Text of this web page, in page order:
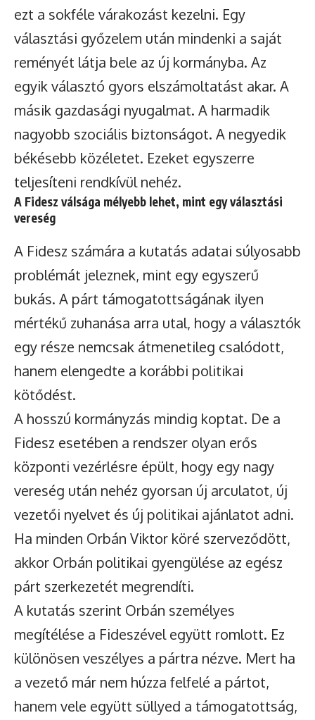
ezt a sokféle várakozást kezelni. Egy
választási győzelem után mindenki a saját
reményét látja bele az új kormányba. Az
egyik választó gyors elszámoltatást akar. A
másik gazdasági nyugalmat. A harmadik
nagyobb szociális biztonságot. A negyedik
békésebb közéletet. Ezeket egyszerre
teljesíteni rendkívül nehéz.
A Fidesz válsága mélyebb lehet, mint egy választási
vereség
A Fidesz számára a kutatás adatai súlyosabb
problémát jeleznek, mint egy egyszerű
bukás. A párt támogatottságának ilyen
mértékű zuhanása arra utal, hogy a választók
egy része nemcsak átmenetileg csalódott,
hanem elengedte a korábbi politikai
kötődést.
A hosszú kormányzás mindig koptat. De a
Fidesz esetében a rendszer olyan erős
központi vezérlésre épült, hogy egy nagy
vereség után nehéz gyorsan új arculatot, új
vezetői nyelvet és új politikai ajánlatot adni.
Ha minden Orbán Viktor köré szerveződött,
akkor Orbán politikai gyengülése az egész
párt szerkezetét megrendíti.
A kutatás szerint Orbán személyes
megítélése a Fideszével együtt romlott. Ez
különösen veszélyes a pártra nézve. Mert ha
a vezető már nem húzza felfelé a pártot,
hanem vele együtt süllyed a támogatottság,